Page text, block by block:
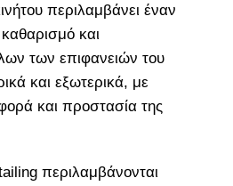
περιλαμβάνει έναν
και
των επιφανειών του
και εξωτερικά, με
και προστασία της
περιλαμβάνονται